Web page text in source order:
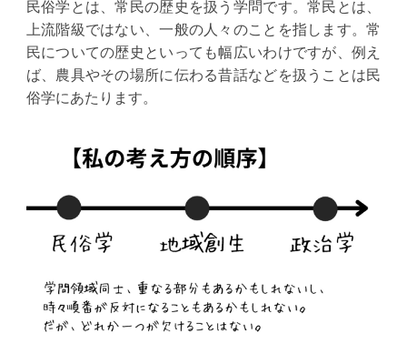
民俗学とは、常民の歴史を扱う学問です。常民とは、
上流階級ではない、一般の人々のことを指します。常
民についての歴史といっても幅広いわけですが、例え
ば、農具やその場所に伝わる昔話などを扱うことは民
俗学にあたります。